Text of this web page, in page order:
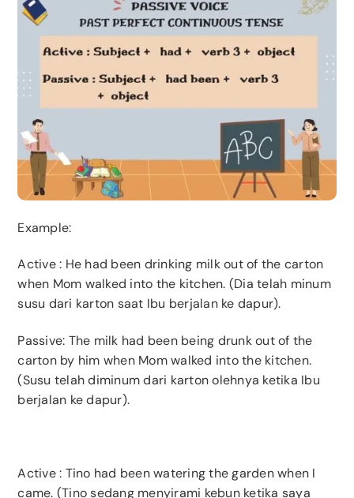
Example:
Active : He had been drinking milk out of the carton
when Mom walked into the kitchen. (Dia telah minum
susu dari karton saat Ibu berjalan ke dapur).
Passive: The milk had been being drunk out of the
carton by him when Mom walked into the kitchen.
(Susu telah diminum dari karton olehnya ketika Ibu
berjalan ke dapur).
Active : Tino had been watering the garden when I
came. (Tino sedang menyirami kebun ketika saya